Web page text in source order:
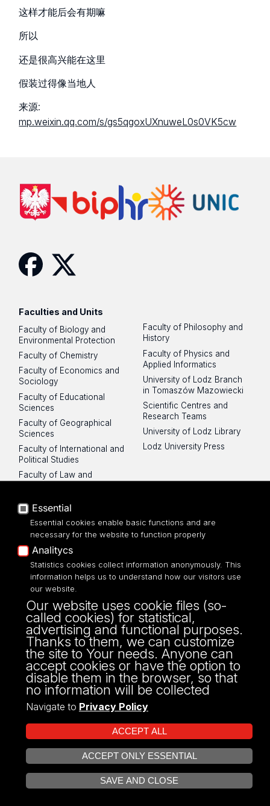
这样才能后会有期嘛
所以
还是很高兴能在这里
假装过得像当地人
来源:
mp.weixin.qq.com/s/gs5qgoxUXnuweL0s0VK5cw
Faculties and Units
Faculty of Biology and
Environmental Protection
Faculty of Chemistry
Faculty of Economics and
Sociology
Faculty of Educational
Sciences
Faculty of Geographical
Sciences
Faculty of International and
Political Studies
Faculty of Law and
Faculty of Management
Faculty of Mathematics and
Computer Science
Faculty of Philology
Faculty of Philosophy and
History
Faculty of Physics and
Applied Informatics
University of Lodz Branch
in Tomaszów Mazowiecki
Scientific Centres and
Research Teams
University of Lodz Library
Lodz University Press
Shortcuts
UniLodz mail
USOSWeb
Employee Portal
Moodle e-learning platform
UniLodz Experts
Privacy policy
Accessibilty
Street: Franciszkańska 1/5 (205)
Essential
Essential cookies enable basic functions and are
necessary for the website to function properly
Analitycs
Statistics cookies collect information anonymously. This
information helps us to understand how our visitors use
our website.
Our website uses cookie files (so-
called cookies) for statistical,
advertising and functional purposes.
Thanks to them, we can customize
the site to Your needs. Anyone can
accept cookies or have the option to
disable them in the browser, so that
no information will be collected
Navigate to Privacy Policy
ACCEPT ALL
ACCEPT ONLY ESSENTIAL
SAVE AND CLOSE
OPEN COOKIE SETTINGS